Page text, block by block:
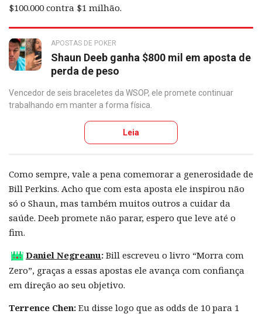
$100.000 contra $1 milhão.
APOSTAS DE POKER
Shaun Deeb ganha $800 mil em aposta de
perda de peso
Vencedor de seis braceletes da WSOP, ele promete continuar
trabalhando em manter a forma física.
Leia
Como sempre, vale a pena comemorar a generosidade de
Bill Perkins. Acho que com esta aposta ele inspirou não
só o Shaun, mas também muitos outros a cuidar da
saúde. Deeb promete não parar, espero que leve até o
fim.
Daniel Negreanu: Bill escreveu o livro “Morra com
Zero”, graças a essas apostas ele avança com confiança
em direção ao seu objetivo.
Terrence Chen: Eu disse logo que as odds de 10 para 1